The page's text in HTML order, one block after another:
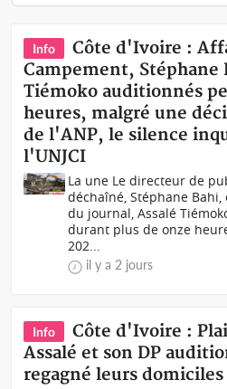
Info
Côte d'Ivoire :
Campement, Stéphane
Tiémoko auditionnés
heures, malgré une
de l'ANP, le silence
l'UNJCI
La une Le directeur de
déchaîné, Stéphane
du journal, Assalé
durant plus de onze
202...
il y a 2 jours
Info
Côte d'Ivoire :
Assalé et son DP
regagné leurs domiciles